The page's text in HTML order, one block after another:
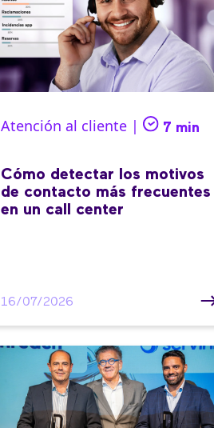
Atención al cliente | 7 min
Cómo detectar los motivos
de contacto más frecuentes
en un call center
16/07/2026